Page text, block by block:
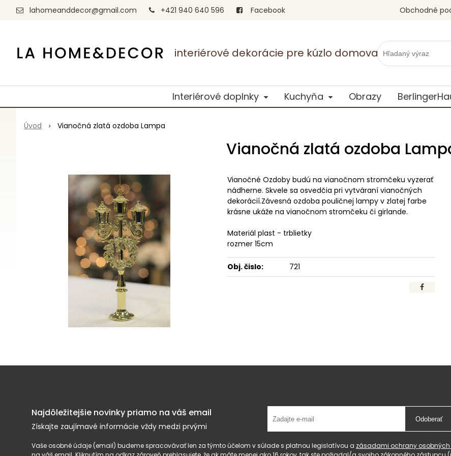
interiérové dekorácie pre kúzlo domova
lahomeanddecor@gmail.com +421 940 640 596 Facebook Obchodné
Interiérové doplnky Kuchyňa Obrazy
Úvod Vianočná zlatá ozdoba Lampa
Vianočná zlatá ozdoba
Vianočné Ozdoby budú na vianočnom stromčeku vyzerať
nádherne. Skvele sa osvedčia pri vytváraní vianočných
dekorácií.Závesná ozdoba pouličnej lampy v zlatej farbe
krásne ukáže na vianočnom stromčeku či girlande.
Materiál plast - trblietky
rozmer 15cm
Obj. čislo: 721
Najdôležitejšie novinky priamo na váš email
Získajte zaujímavé informácie vždy medzi prvými
Odoberať
Vaše osobné údaje (email) budeme spracovávať len za týmto účelom v súlade s platnou legislatívou a zásadami ochrany